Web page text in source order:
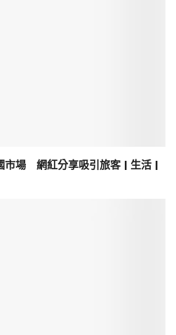
市場 網紅分享吸引旅客 | 生活 |